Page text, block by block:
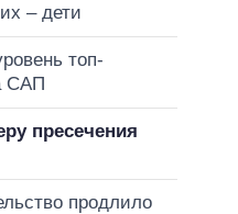
– дети
топ-
САП
пресечения
продлило